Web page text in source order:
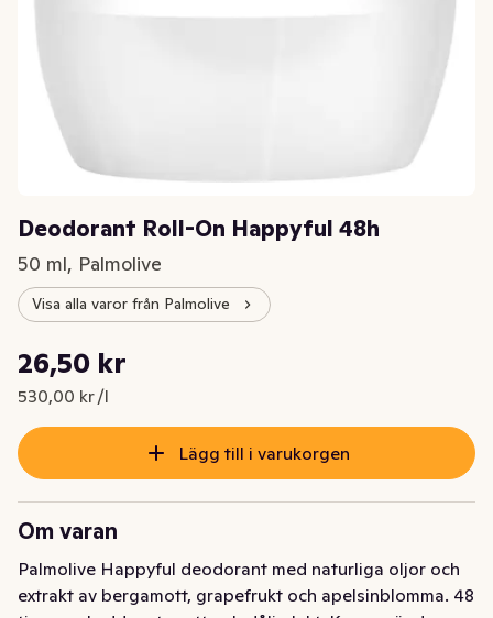
Deodorant Roll-On Happyful 48h
50 ml, Palmolive
Visa alla varor från Palmolive
Nuvarande pris är: 26,50 kr
26,50 kr
530,00 kr /l
Styckpris: 530,00 kr /l
Lägg till i varukorgen
Om varan
Palmolive Happyful deodorant med naturliga oljor och
extrakt av bergamott, grapefrukt och apelsinblomma. 48